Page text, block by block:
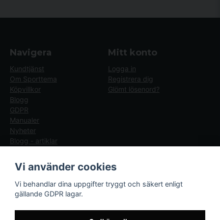
Navigera
Kundtjänst
Om Sporttema
Köpvillkor
Blogg
GDPR
Manualer
Nyheter
Blogg - artiklar
Mitt konto
Logga in
Registrera dig
Glömt lösenord?
Följ oss
AB
Drottninggatan 47
Vi använder cookies
Vi behandlar dina uppgifter tryggt och säkert enligt
gällande GDPR lagar.